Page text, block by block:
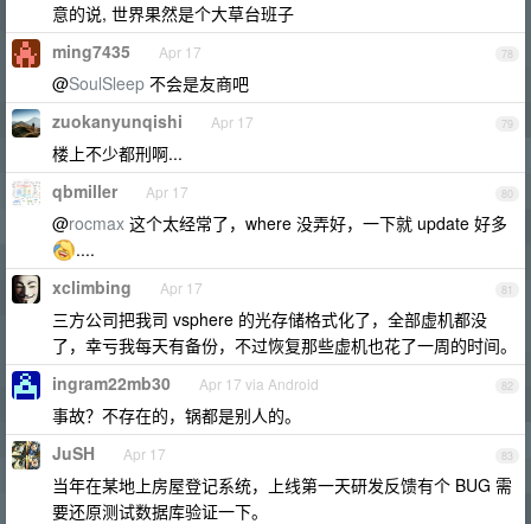
意的说, 世界果然是个大草台班子
78
ming7435 Apr 17
@SoulSleep 不会是友商吧
79
zuokanyunqishi Apr 17
楼上不少都刑啊...
80
qbmiller Apr 17
@rocmax 这个太经常了，where 没弄好，一下就 update 好多
....
81
xclimbing Apr 17
三方公司把我司 vsphere 的光存储格式化了，全部虚机都没
了，幸亏我每天有备份，不过恢复那些虚机也花了一周的时间。
82
ingram22mb30 Apr 17 via Android
事故？不存在的，锅都是别人的。
83
JuSH Apr 17
当年在某地上房屋登记系统，上线第一天研发反馈有个 BUG 需
要还原测试数据库验证一下。